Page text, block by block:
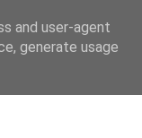
and user-agent
generate usage